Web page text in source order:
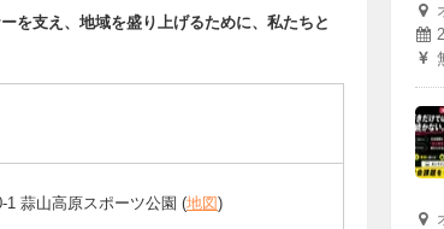
を支え、地域を盛り上げるために、私たちと
1 蒜山高原スポーツ公園 (地図)